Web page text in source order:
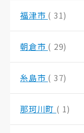
福津市 ( 31)
朝倉市 ( 29)
糸島市 ( 37)
那珂川町 ( 1)